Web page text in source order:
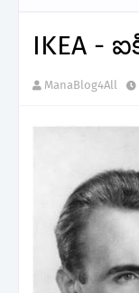
IKEA -
ManaBlog4All